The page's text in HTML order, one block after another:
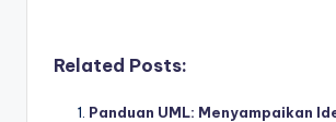
Related Posts:
Panduan UML: Menyampaikan